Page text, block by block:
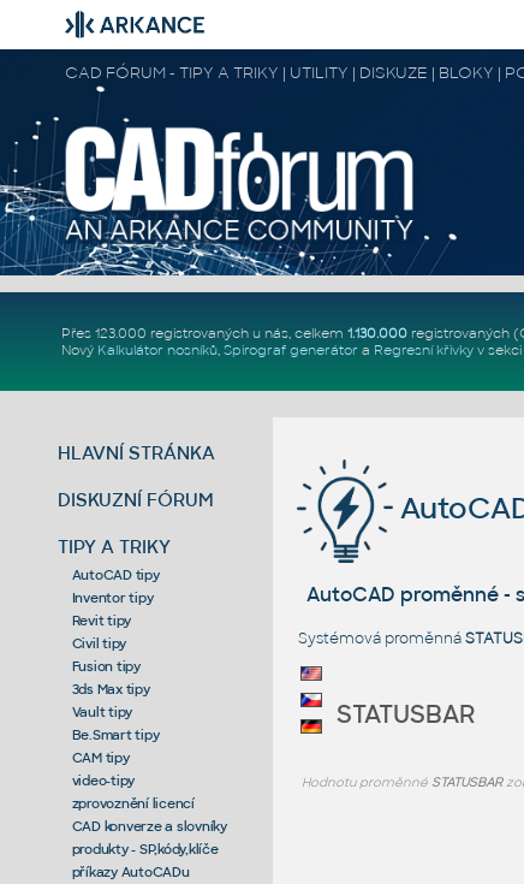
CAD FÓRUM - TIPY A TRIKY | UTILITY | DISKUZE | BLOKY |
Přes 123.000 registrovaných u nás, celkem 1.130.000registrovaných
Nový Kalkulátor nosníků, Spirograf generátor a Regresní křivkyv sekci
HLAVNÍ STRÁNKA
DISKUZNÍ FÓRUM
TIPY A TRIKY
AutoCAD tipy
Inventor tipy
Revit tipy
Civil tipy
Fusion tipy
3ds Max tipy
Vault tipy
Be.Smart tipy
CAM tipy
video-tipy
zprovoznění licencí
CAD konverze a slovníky
produkty - SP,kódy,klíče
příkazy AutoCADu
AutoCAD proměnné -
Systémová proměnná
STATUSBAR
Hodnotu proměnné STATUSBAR